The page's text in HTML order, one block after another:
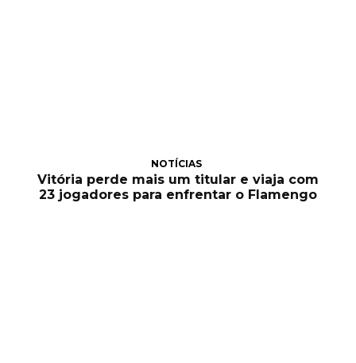
NOTÍCIAS
Vitória perde mais um titular e viaja com
23 jogadores para enfrentar o Flamengo